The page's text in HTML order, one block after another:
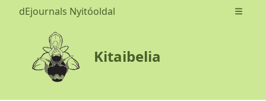
dEjournals Nyitóoldal Open
Kitaibelia